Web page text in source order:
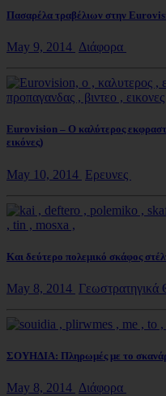
Πασαρέλα τραβέλιων στην
May 9, 2014 Διάφορα
Eurovision – Ο καλύτερος
εικόνες)
May 10, 2014 Ερευνες
Και δεύτερο πολεμικό σκάφος
May 8, 2014 Γεωστρατηγικά
ΣΟΥΗΔΙΑ: Πληρωμές με το
May 8, 2014 Διάφορα